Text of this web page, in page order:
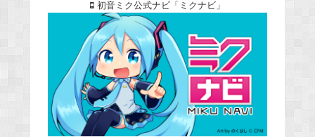
初音ミク公式ナビ「ミクナビ」